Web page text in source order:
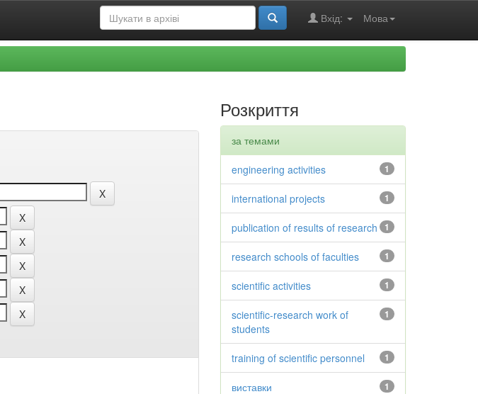
Мова
Вхід:
Розкриття
за темами
1
engineering activities
1
international projects
1
publication of results of research
1
research schools of faculties
1
scientific activities
1
scientific-research work of
students
1
training of scientific personnel
1
виставки